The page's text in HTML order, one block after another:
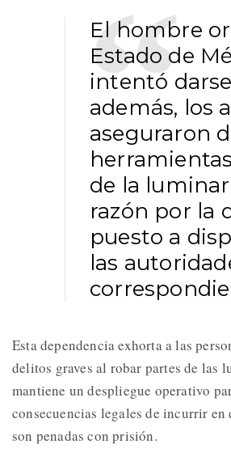
El hombre
Estado de
intentó
además, los
aseguraron
de la
razón por la
puesto a
las
Esta dependencia exhorta a las
delitos graves al robar partes de las
mantiene un despliegue operativo
consecuencias legales de incurrir
son penadas con prisión.